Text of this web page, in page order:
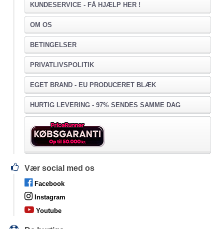
KUNDESERVICE - FÅ HJÆLP HER !
OM OS
BETINGELSER
PRIVATLIVSPOLITIK
EGET BRAND - EU PRODUCERET BLÆK
HURTIG LEVERING - 97% SENDES SAMME DAG
Vær social med os
Facebook
Instagram
Youtube